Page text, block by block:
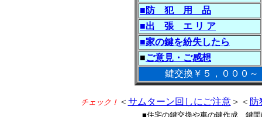
■防 犯 用 品
■出 張 エ リ ア
■家の鍵を紛失したら
■ご意見・ご感想
鍵交換￥５，０００～
チェック！ ＜ サムターン回しにご注意＞＜ 防
■住宅の鍵交換や車の鍵作成、鍵